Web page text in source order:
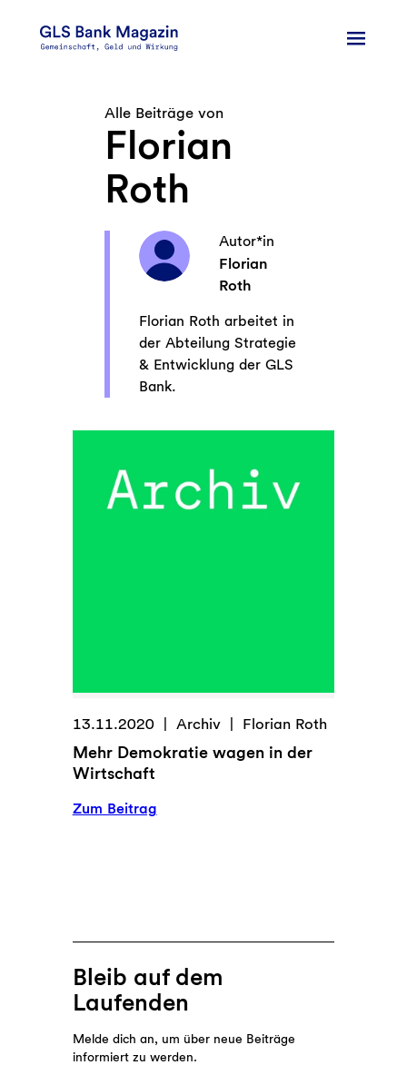
Inhalt
Alle Beiträge von
Florian
Roth
Autor*in
Florian
Roth
Florian Roth arbeitet in
der Abteilung Strategie
& Entwicklung der GLS
Bank.
13.11.2020 Archiv Florian Roth
Mehr Demokratie wagen in der
Wirtschaft
Zum Beitrag:
Wirtschaft
Bleib auf dem
Laufenden
Melde dich an, um über neue Beiträge
informiert zu werden.